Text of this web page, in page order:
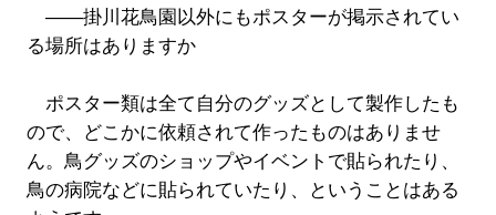
――掛川花鳥園以外にもポスターが掲示されてい
る場所はありますか
ポスター類は全て自分のグッズとして製作したも
ので、どこかに依頼されて作ったものはありませ
ん。鳥グッズのショップやイベントで貼られたり、
鳥の病院などに貼られていたり、ということはある